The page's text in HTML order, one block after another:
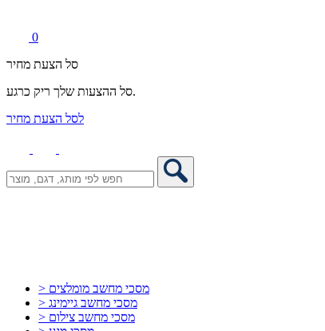
0
סל הצעת מחיר
סל ההצעות שלך ריק כרגע.
לסל הצעת מחיר
> מסכי מחשב מומלצים
> מסכי מחשב גיימינג
> מסכי מחשב צילום